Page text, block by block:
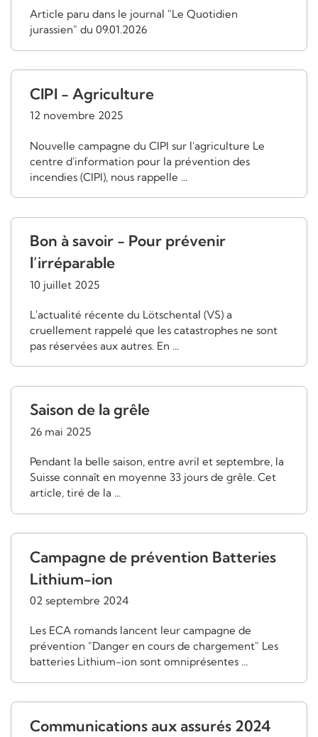
Article paru dans le journal "Le Quotidien
jurassien" du 09.01.2026
CIPI - Agriculture
12 novembre 2025
Nouvelle campagne du CIPI sur l'agriculture Le
centre d'information pour la prévention des
incendies (CIPI), nous rappelle ...
Bon à savoir - Pour prévenir
l’irréparable
10 juillet 2025
L'actualité récente du Lötschental (VS) a
cruellement rappelé que les catastrophes ne sont
pas réservées aux autres. En ...
Saison de la grêle
26 mai 2025
Pendant la belle saison, entre avril et septembre, la
Suisse connaît en moyenne 33 jours de grêle. Cet
article, tiré de la ...
Campagne de prévention Batteries
Lithium-ion
02 septembre 2024
Les ECA romands lancent leur campagne de
prévention "Danger en cours de chargement" Les
batteries Lithium-ion sont omniprésentes ...
Communications aux assurés 2024